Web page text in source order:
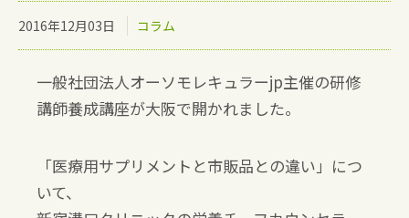
2016年12月03日 コラム
一般社団法人オーソモレキュラーjp主催の研修
講師養成講座が大阪で開かれました。
「医療用サプリメントと市販品との違い」につ
いて、